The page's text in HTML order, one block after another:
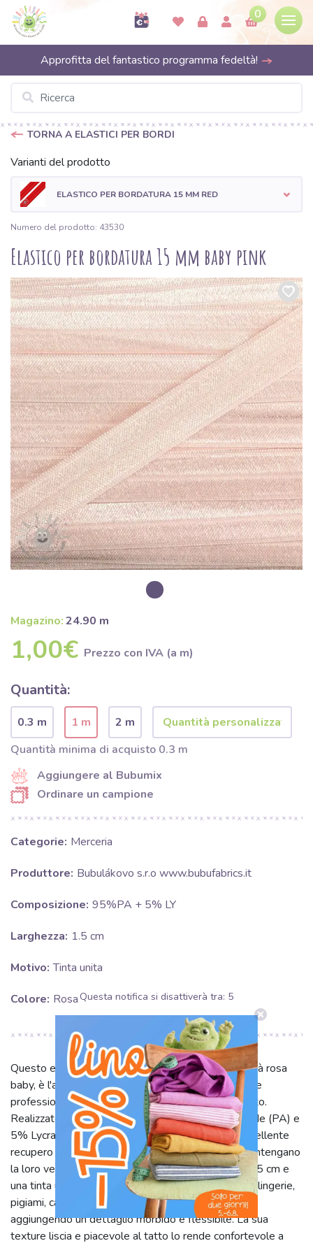
0
Approfitta del fantastico programma fedeltà!
TORNA A ELASTICI PER BORDI
Varianti del prodotto
ELASTICO PER BORDATURA 15 MM RED
Numero del prodotto: 43530
Elastico per bordatura 15 mm baby pink
Magazino:24.90 m
1,00€ Prezzo con IVA (a m)
Quantità:
0.3 m 1 m
2 m
Quantità minima di acquisto 0.3 m
Aggiungere al Bubumix
Ordinare un campione
Categorie: Merceria
Produttore: Bubulákovo s.r.o www.bubufabrics.it
Composizione: 95%PA + 5% LY
Larghezza: 1.5 cm
Motivo: Tinta unita
Colore: Rosa
Questo elastico per bordatura, nella delicata tonalità rosa
baby, è l'accessorio perfetto per dare un tocco finale
professionale e confortevole ai tuoi progetti di cucito.
Realizzato con una composizione di 95% poliammide (PA) e
5% Lycra (LY), offre un'elasticità superiore e un eccellente
recupero della forma, garantendo che i tuoi capi mantengano
la loro vestibilità nel tempo. Con una larghezza di 1.5 cm e
una tinta unita versatile, è ideale per rifinire bordi di lingerie,
pigiami, capi sportivi o abbigliamento per bambini,
aggiungendo un dettaglio morbido e flessibile. La sua
texture liscia e piacevole al tatto lo rende confortevole a
Questa notifica si disattiverà tra: 5